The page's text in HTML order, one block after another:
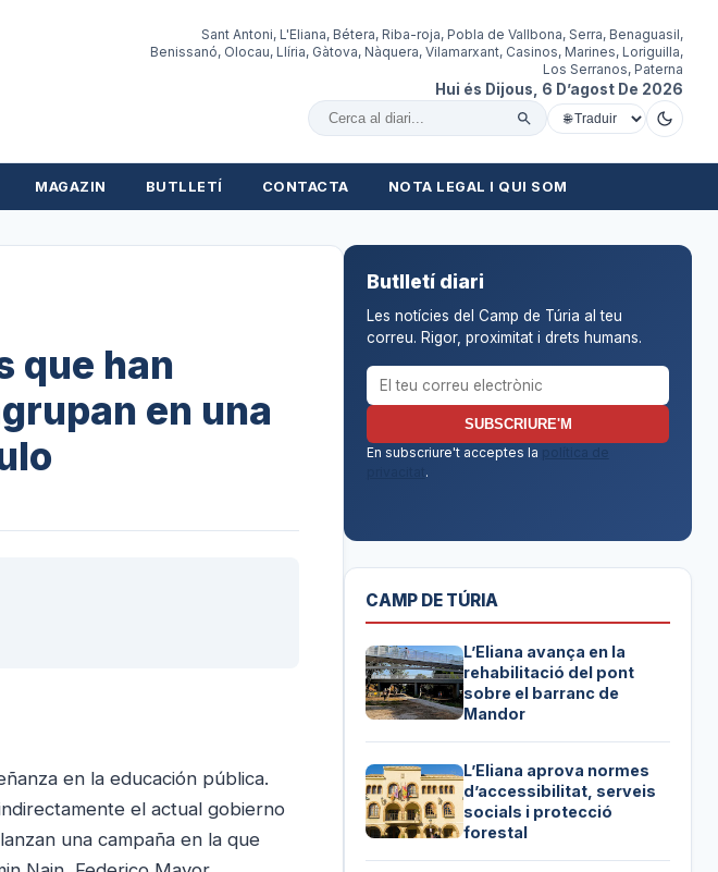
Sant Antoni, L'Eliana, Bétera, Riba-roja, Pobla de Vallbona, Serra, Benaguasil,
Benissanó, Olocau, Llíria, Gàtova, Nàquera, Vilamarxant, Casinos, Marines, Loriguilla,
Los Serranos, Paterna
Hui és Dijous, 6 D’agost De 2026
Cercar al diari
MAGAZIN BUTLLETÍ CONTACTA NOTA LEGAL I QUI SOM
que han
en una
en la educación pública.
el actual gobierno
una campaña en la que
Butlletí diari
Les notícies del Camp de Túria al teu
correu. Rigor, proximitat i drets humans.
Correu electrònic per al butlletí
SUBSCRIURE'M
En subscriure't acceptes la
política de
.
CAMP DE TÚRIA
L’Eliana avança en la
rehabilitació del pont
sobre el barranc de
Mandor
L’Eliana aprova normes
d’accessibilitat, serveis
socials i protecció
forestal